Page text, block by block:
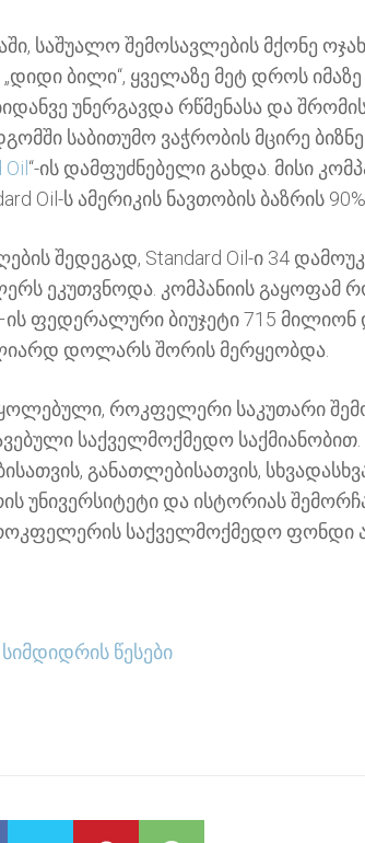
საშუალო შემოსავლების მქონე
ბილი“, ყველაზე მეტ დროს
უნერგავდა რწმენასა და
საბითუმო ვაჭრობის მცირე
“-ის დამფუძნებელი გახდა. მისი
Oil-ს ამერიკის ნავთობის ბაზრის 90%
შედეგად, Standard Oil-ი 34
ეკუთვნოდა. კომპანიის გაყოფამ
ის ფედერალური ბიუჯეტი715
დოლარს შორის მერყეობდა.
როკფელერი საკუთარი
საქველმოქმედო
განათლებისათვის,
უნივერსიტეტი და ისტორიას
საქველმოქმედო ფონდი
წესები